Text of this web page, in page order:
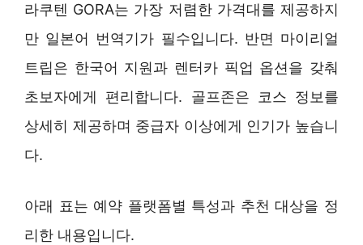
라쿠텐 GORA는 가장 저렴한 가격대를 제공하지
만 일본어 번역기가 필수입니다. 반면 마이리얼
트립은 한국어 지원과 렌터카 픽업 옵션을 갖춰
초보자에게 편리합니다. 골프존은 코스 정보를
상세히 제공하며 중급자 이상에게 인기가 높습니
다.
아래 표는 예약 플랫폼별 특성과 추천 대상을 정
리한 내용입니다.